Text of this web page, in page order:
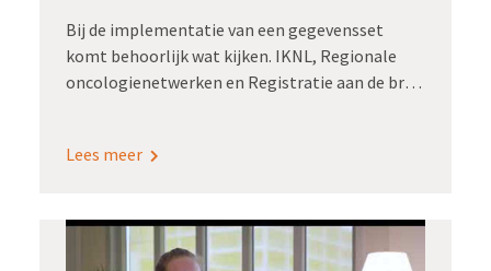
Bij de implementatie van een gegevensset
komt behoorlijk wat kijken. IKNL, Regionale
oncologienetwerken en Registratie aan de bron
te maken.
Lees meer